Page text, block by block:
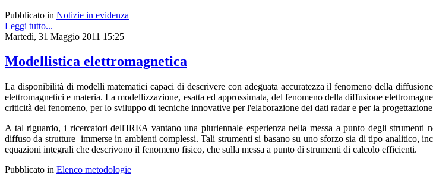
Pubblicato in Notizie in evidenza
Leggi tutto...
Martedì, 31 Maggio 2011 15:25
Modellistica elettromagnetica
La disponibilità di modelli matematici capaci di descrivere con adeguata accuratezza il fenomeno della
elettromagnetici e materia. La modellizzazione, esatta ed approssimata, del fenomeno della diffusione
criticità del fenomeno, per lo sviluppo di tecniche innovative per l'elaborazione dei dati radar e per la
A tal riguardo, i ricercatori dell'IREA vantano una pluriennale esperienza nella messa a punto degli strumenti
diffuso da strutture immerse in ambienti complessi. Tali strumenti si basano su uno sforzo sia di tipo analitico,
equazioni integrali che descrivono il fenomeno fisico, che sulla messa a punto di strumenti di calcolo efficienti.
Pubblicato in Elenco metodologie